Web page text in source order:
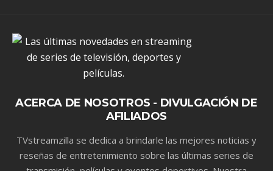
ACERCA DE NOSOTROS - DIVULGACIÓN DE
AFILIADOS
TVstreamzilla se dedica a brindarle las mejores noticias y
reseñas de entretenimiento sobre las últimas series de